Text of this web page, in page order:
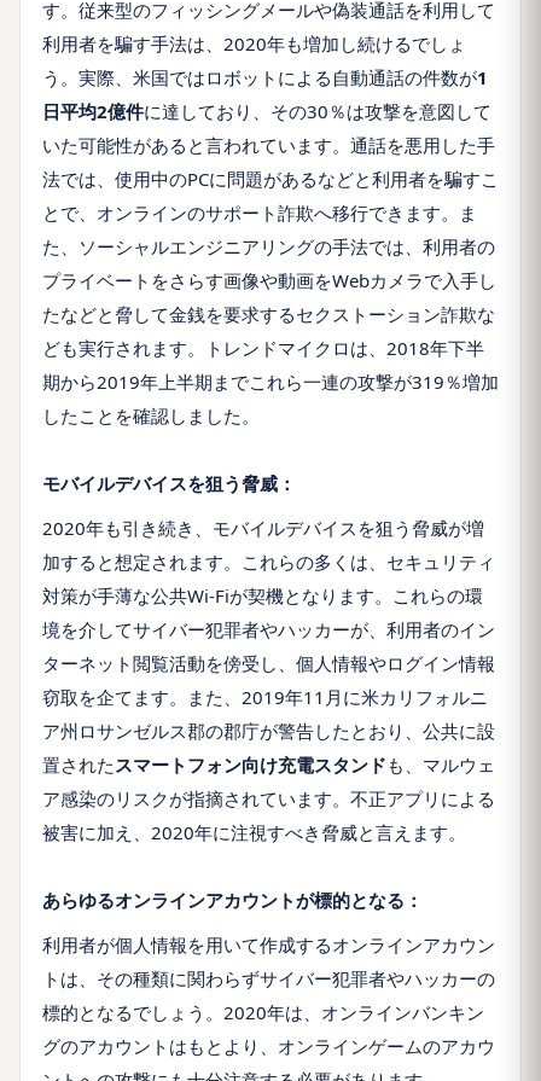
す。従来型のフィッシングメールや偽装通話を利用して
利用者を騙す手法は、2020年も増加し続けるでしょ
う。実際、米国ではロボットによる自動通話の件数が1
日平均2億件に達しており、その30％は攻撃を意図して
いた可能性があると言われています。通話を悪用した手
法では、使用中のPCに問題があるなどと利用者を騙すこ
とで、オンラインのサポート詐欺へ移行できます。ま
た、ソーシャルエンジニアリングの手法では、利用者の
プライベートをさらす画像や動画をWebカメラで入手し
たなどと脅して金銭を要求するセクストーション詐欺な
ども実行されます。トレンドマイクロは、2018年下半
期から2019年上半期までこれら一連の攻撃が319％増加
したことを確認しました。
モバイルデバイスを狙う脅威：
2020年も引き続き、モバイルデバイスを狙う脅威が増
加すると想定されます。これらの多くは、セキュリティ
対策が手薄な公共Wi-Fiが契機となります。これらの環
境を介してサイバー犯罪者やハッカーが、利用者のイン
ターネット閲覧活動を傍受し、個人情報やログイン情報
窃取を企てます。また、2019年11月に米カリフォルニ
ア州ロサンゼルス郡の郡庁が警告したとおり、公共に設
置されたスマートフォン向け充電スタンドも、マルウェ
ア感染のリスクが指摘されています。不正アプリによる
被害に加え、2020年に注視すべき脅威と言えます。
あらゆるオンラインアカウントが標的となる：
利用者が個人情報を用いて作成するオンラインアカウン
トは、その種類に関わらずサイバー犯罪者やハッカーの
標的となるでしょう。2020年は、オンラインバンキン
グのアカウントはもとより、オンラインゲームのアカウ